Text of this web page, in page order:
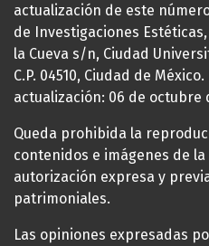
actualización de este
de Investigaciones
la Cueva s/n, Ciudad
C.P. 04510, Ciudad de
actualización: 06 de octubre
Queda prohibida la
contenidos e imágenes de
autorización expresa y
patrimoniales.
Las opiniones expresadas